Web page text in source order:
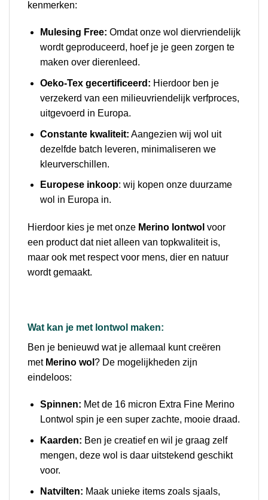
kenmerken:
Mulesing Free: Omdat onze wol diervriendelijk
wordt geproduceerd, hoef je je geen zorgen te
maken over dierenleed.
Oeko-Tex gecertificeerd: Hierdoor ben je
verzekerd van een milieuvriendelijk verfproces,
uitgevoerd in Europa.
Constante kwaliteit: Aangezien wij wol uit
dezelfde batch leveren, minimaliseren we
kleurverschillen.
Europese inkoop: wij kopen onze duurzame
wol in Europa in.
Hierdoor kies je met onze Merino lontwol voor
een product dat niet alleen van topkwaliteit is,
maar ook met respect voor mens, dier en natuur
wordt gemaakt.
Wat kan je met lontwol maken:
Ben je benieuwd wat je allemaal kunt creëren
met Merino wol ? De mogelijkheden zijn
eindeloos:
Spinnen: Met de 16 micron Extra Fine Merino
Lontwol spin je een super zachte, mooie draad.
Kaarden: Ben je creatief en wil je graag zelf
mengen, deze wol is daar uitstekend geschikt
voor.
Natvilten: Maak unieke items zoals sjaals,